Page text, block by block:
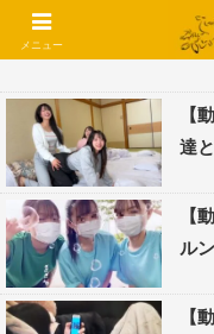
コメントでコ
【
達
【
ル
【
メニュー